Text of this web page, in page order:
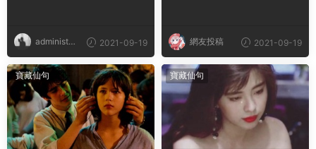
administra
tor
2021-09-19 網友投稿 2021-09-19
寶藏仙句 寶藏仙句